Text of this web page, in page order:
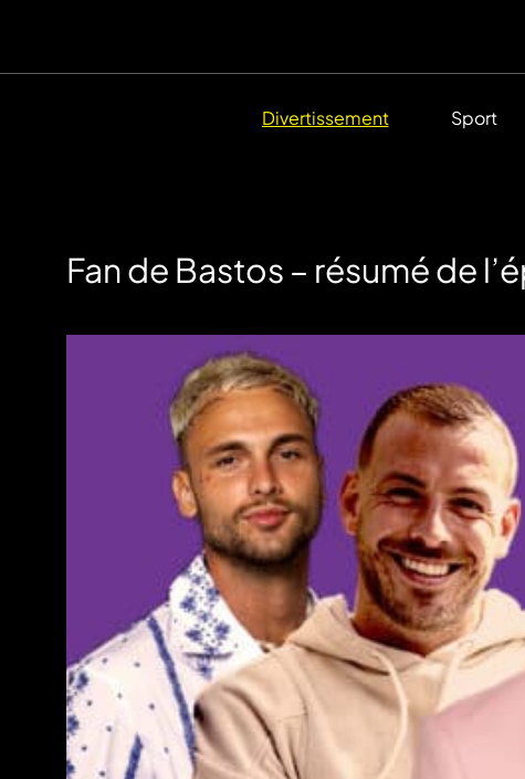
Divertissement Sport
Fan de Bastos – résumé de